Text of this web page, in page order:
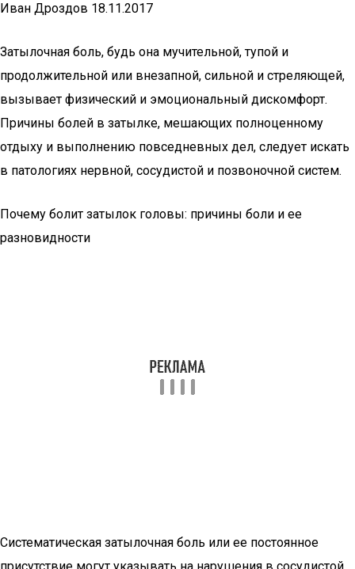
Иван Дроздов 18.11.2017
Затылочная боль, будь она мучительной, тупой и
продолжительной или внезапной, сильной и стреляющей,
вызывает физический и эмоциональный дискомфорт.
Причины болей в затылке, мешающих полноценному
отдыху и выполнению повседневных дел, следует искать
в патологиях нервной, сосудистой и позвоночной систем.
Почему болит затылок головы: причины боли и ее
разновидности
Систематическая затылочная боль или ее постоянное